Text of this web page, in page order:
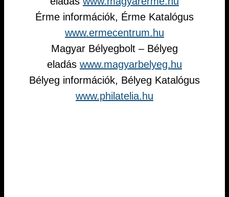
Érme információk, Érme Katalógus
www.ermecentrum.hu
Magyar Bélyegbolt – Bélyeg
eladás www.magyarbelyeg.hu
Bélyeg információk, Bélyeg Katalógus
www.philatelia.hu